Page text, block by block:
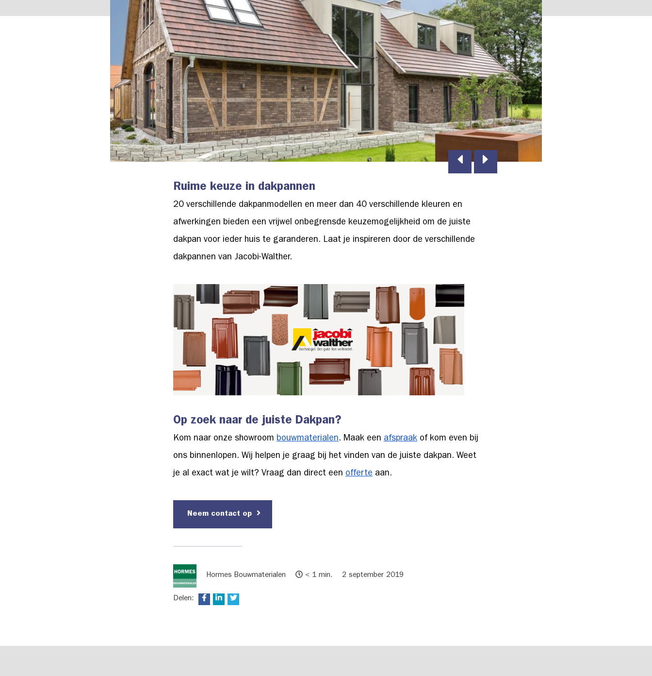
Ruime keuze in dakpannen
20 verschillende dakpanmodellen en meer dan 40 verschillende kleuren en
afwerkingen bieden een vrijwel onbegrensde keuzemogelijkheid om de juiste
dakpan voor ieder huis te garanderen. Laat je inspireren door de verschillende
dakpannen van Jacobi-Walther.
Op zoek naar de juiste Dakpan?
Kom naar onze showroom bouwmaterialen. Maak een afspraak of kom even bij
ons binnenlopen. Wij helpen je graag bij het vinden van de juiste dakpan. Weet
je al exact wat je wilt? Vraag dan direct een offerte aan.
Neem contact op
Hormes Bouwmaterialen < 1 min. 2 september 2019
Delen: